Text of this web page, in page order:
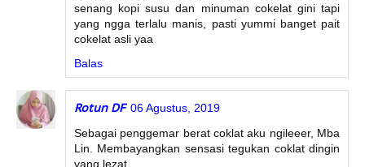
senang kopi susu dan minuman cokelat gini tapi
yang ngga terlalu manis, pasti yummi banget pait
cokelat asli yaa
Balas
Rotun DF 06 Agustus, 2019
Sebagai penggemar berat coklat aku ngileeer, Mba
Lin. Membayangkan sensasi tegukan coklat dingin
yang lezat.